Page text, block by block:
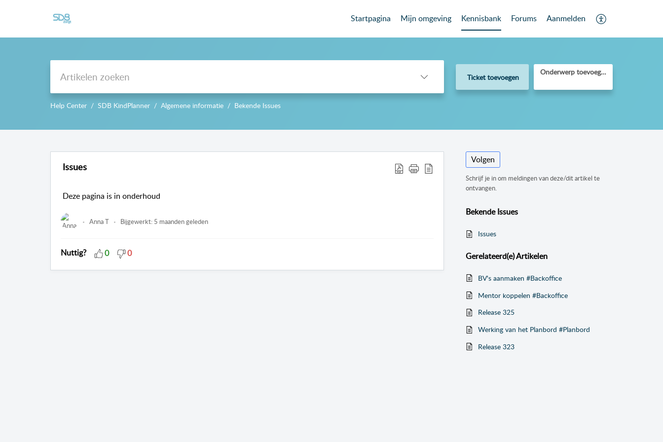
Startpagina Mijn omgeving Kennisbank Forums Aanmelden
Ticket toevoegen
Onderwerp toevoegen
Help Center SDB KindPlanner Algemene informatie Bekende Issues
Issues
Deze pagina is in onderhoud
Anna T Bijgewerkt: 5 maanden geleden
Nuttig? 0 0
Volgen
Schrijf je in om meldingen van deze/dit artikel te
ontvangen.
Bekende Issues
Issues
Gerelateerd(e)Artikelen
BV's aanmaken #Backoffice
Mentor koppelen #Backoffice
Release 325
Werking van het Planbord #Planbord
Release 323